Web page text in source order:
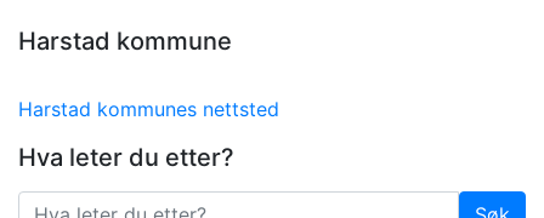
Harstad kommune
Harstad kommunes nettsted
Hva leter du etter?